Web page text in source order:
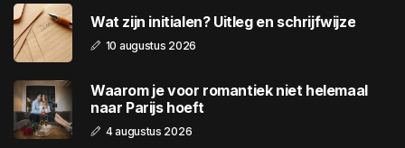
Wat zijn initialen? Uitleg en schrijfwijze
10 augustus 2026
Waarom je voor romantiek niet helemaal
naar Parijs hoeft
4 augustus 2026